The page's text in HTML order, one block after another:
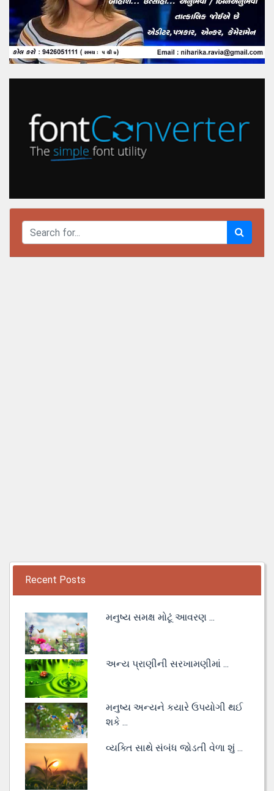
Recent Posts
મનુષ્ય સમક્ષ મોટૂં આવરણ ...
અન્ય પ્રાણીની સરખામણીમાં ...
મનુષ્ય અન્યને કયારે ઉપયોગી થઈ
શકે ...
વ્યક્તિ સાથે સંબંધ જોડતી વેળા શું ...